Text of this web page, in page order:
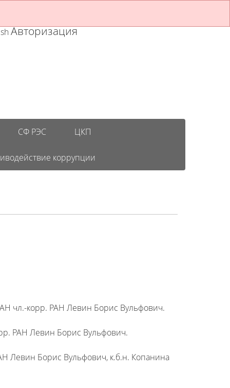
Авторизация
СФ РЭС ЦКП
коррупции
чл.-корр. РАН Левин Борис Вульфович.
РАН Левин Борис Вульфович.
Левин Борис Вульфович, к.б.н. Копанина